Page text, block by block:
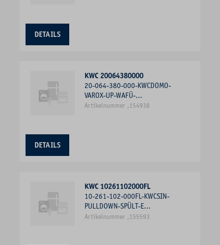
DETAILS
KWC 20064380000
20-064-380-000-KWCDOMO-
VAROX-UP-WAFÜ-
FERTIGMONTAGESET, CHROM
Artikelnummer ,154938
DETAILS
KWC 10261102000FL
10-261-102-000FL-KWCSIN-
PULLDOWN-SPÜLT-E
SEITENBEDIENUNG, AA ONO,
Artikelnummer ,155593